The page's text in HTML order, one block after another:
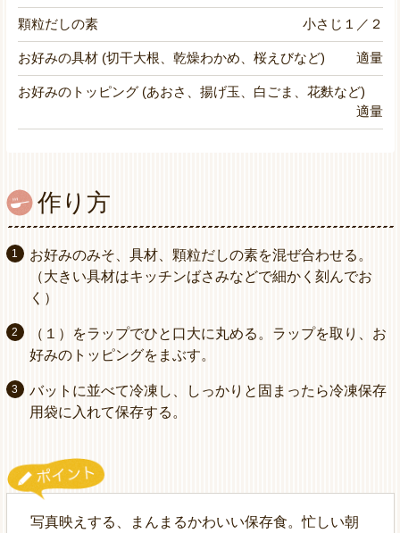
顆粒だしの素 小さじ１／２
お好みの具材 (切干大根、乾燥わかめ、桜えびなど) 適量
お好みのトッピング (あおさ、揚げ玉、白ごま、花麩など)
適量
作り方
お好みのみそ、具材、顆粒だしの素を混ぜ合わせる。
（大きい具材はキッチンばさみなどで細かく刻んでお
く）
（１）をラップでひと口大に丸める。ラップを取り、お
好みのトッピングをまぶす。
バットに並べて冷凍し、しっかりと固まったら冷凍保存
用袋に入れて保存する。
写真映えする、まんまるかわいい保存食。忙しい朝